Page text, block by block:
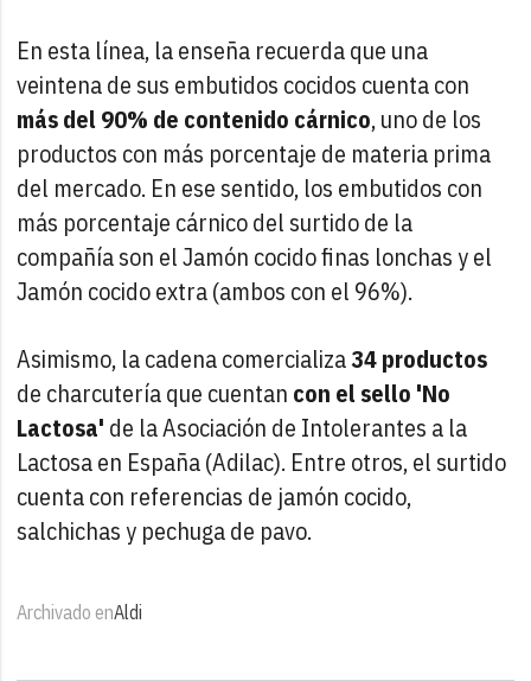
En esta línea, la enseña recuerda que una
veintena de sus embutidos cocidos cuenta con
más del 90% de contenido cárnico, uno de los
productos con más porcentaje de materia prima
del mercado. En ese sentido, los embutidos con
más porcentaje cárnico del surtido de la
compañía son el Jamón cocido finas lonchas y el
Jamón cocido extra (ambos con el 96%).
Asimismo, la cadena comercializa34 productos
de charcutería que cuentan con el sello 'No
Lactosa' de la Asociación de Intolerantes a la
Lactosa en España (Adilac). Entre otros, el surtido
cuenta con referencias de jamón cocido,
salchichas y pechuga de pavo.
Archivado enAldi